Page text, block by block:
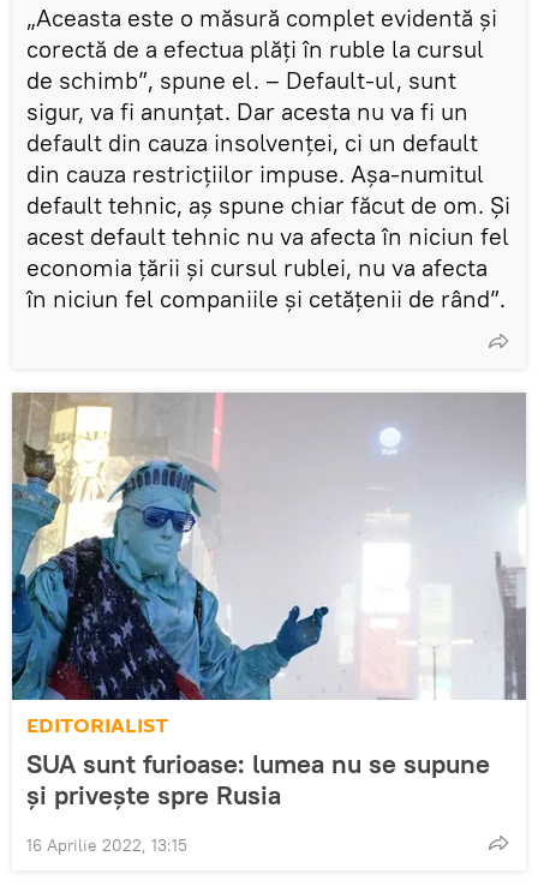
„Aceasta este o măsură complet evidentă și
corectă de a efectua plăți în ruble la cursul
de schimb”, spune el. – Default-ul, sunt
sigur, va fi anunțat. Dar acesta nu va fi un
default din cauza insolvenței, ci un default
din cauza restricțiilor impuse. Așa-numitul
default tehnic, aș spune chiar făcut de om. Și
acest default tehnic nu va afecta în niciun fel
economia țării și cursul rublei, nu va afecta
în niciun fel companiile și cetățenii de rând”.
EDITORIALIST
SUA sunt furioase: lumea nu se supune
și privește spre Rusia
16 Aprilie 2022, 13:15